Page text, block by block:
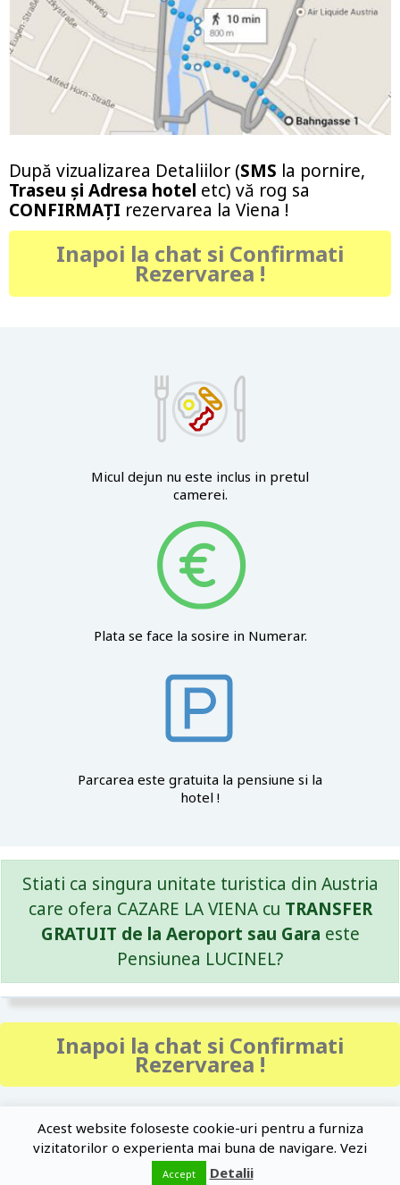
După vizualizarea Detaliilor (SMS la pornire,
Traseu şi Adresa hotel etc) vă rog sa
CONFIRMAŢI rezervarea la Viena !
Inapoi la chat si Confirmati
Rezervarea !
Micul dejun nu este inclus in pretul
camerei.
Plata se face la sosire in Numerar.
Parcarea este gratuita la pensiune si la
hotel !
Stiati ca singura unitate turistica din Austria
care ofera CAZARE LA VIENA cu TRANSFER
GRATUIT de la Aeroport sau Gara este
Pensiunea LUCINEL?
Inapoi la chat si Confirmati
Rezervarea !
© 2026 - Cazare VIENA. Cazare AUSTRIA - PENSIUNEA LUCINEL
Acest website foloseste cookie-uri pentru a furniza
vizitatorilor o experienta mai buna de navigare. Vezi
Accept Detalii